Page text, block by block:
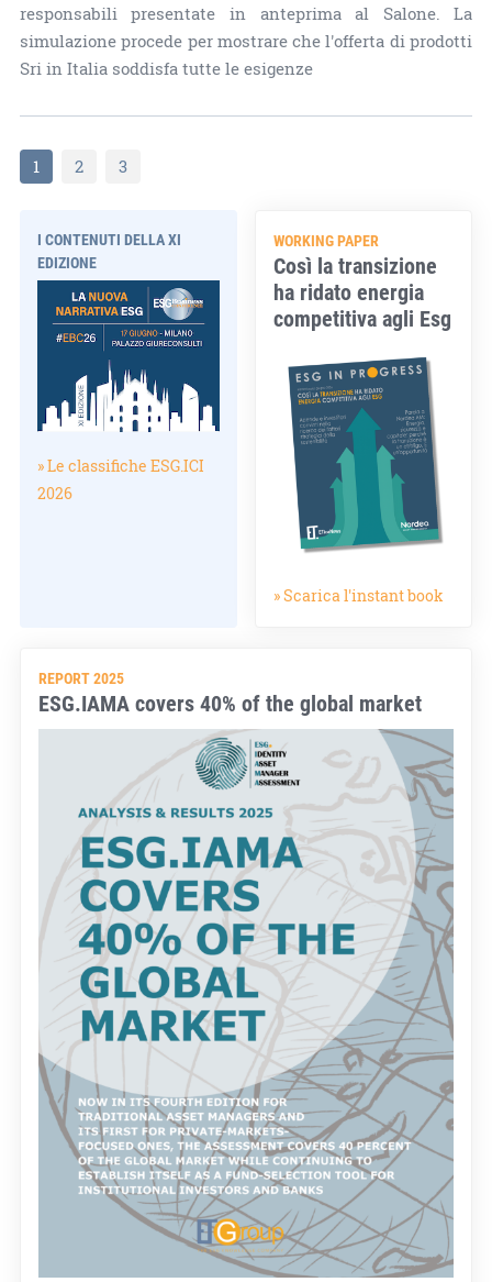
responsabili presentate in anteprima al Salone. La
simulazione procede per mostrare che l'offerta di prodotti
Sri in Italia soddisfa tutte le esigenze
1 2 3
I CONTENUTI DELLA XI
EDIZIONE
» Le classifiche ESG.ICI
2026
WORKING PAPER
Così la transizione
ha ridato energia
competitiva agli Esg
» Scarica l'instant book
REPORT 2025
ESG.IAMA covers 40% of the global market